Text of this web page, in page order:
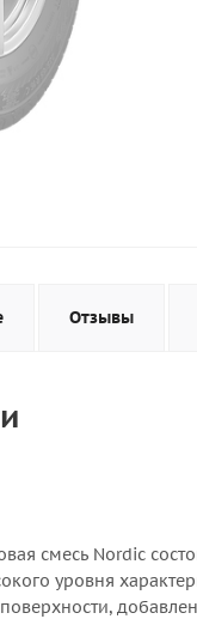
Отзывы
смесь Nordic
уровня